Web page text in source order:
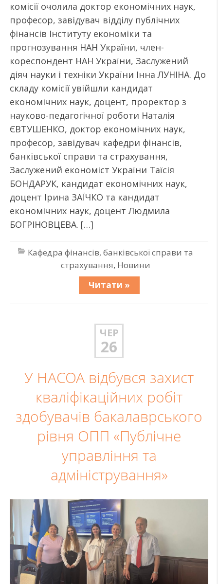
комісії очолила доктор економічних наук,
професор, завідувач відділу публічних
фінансів Інституту економіки та
прогнозування НАН України, член-
кореспондент НАН України, Заслужений
діяч науки і техніки України Інна ЛУНІНА. До
складу комісії увійшли кандидат
економічних наук, доцент, проректор з
науково-педагогічної роботи Наталія
ЄВТУШЕНКО, доктор економічних наук,
професор, завідувач кафедри фінансів,
банківської справи та страхування,
Заслужений економіст України Таїсія
БОНДАРУК, кандидат економічних наук,
доцент Ірина ЗАЇЧКО та кандидат
економічних наук, доцент Людмила
БОГРІНОВЦЕВА. […]
Кафедра фінансів, банківської справи та
страхування, Новини
Читати »
ЧЕР
26
У НАСОА відбувся захист
кваліфікаційних робіт
здобувачів бакалаврського
рівня ОПП «Публічне
управління та
адміністрування»